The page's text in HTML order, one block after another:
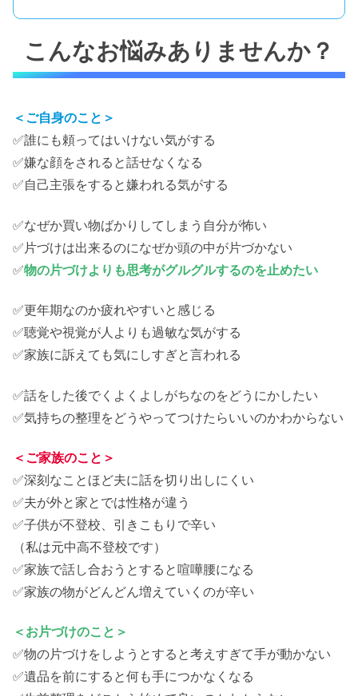
こんなお悩みありませんか？
＜ご自身のこと＞
✅誰にも頼ってはいけない気がする
✅嫌な顔をされると話せなくなる
✅自己主張をすると嫌われる気がする
✅なぜか買い物ばかりしてしまう自分が怖い
✅片づけは出来るのになぜか頭の中が片づかない
✅物の片づけよりも思考がグルグルするのを止めたい
✅更年期なのか疲れやすいと感じる
✅聴覚や視覚が人よりも過敏な気がする
✅家族に訴えても気にしすぎと言われる
✅話をした後でくよくよしがちなのをどうにかしたい
✅気持ちの整理をどうやってつけたらいいのかわからない
＜ご家族のこと＞
✅深刻なことほど夫に話を切り出しにくい
✅夫が外と家とでは性格が違う
✅子供が不登校、引きこもりで辛い
（私は元中高不登校です）
✅家族で話し合おうとすると喧嘩腰になる
✅家族の物がどんどん増えていくのが辛い
＜お片づけのこと＞
✅物の片づけをしようとすると考えすぎて手が動かない
✅遺品を前にすると何も手につかなくなる